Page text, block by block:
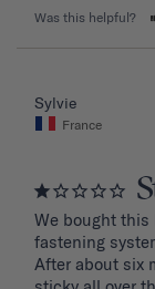
Was this helpful?
Sylvie
France
We bought this
fastening
After about six